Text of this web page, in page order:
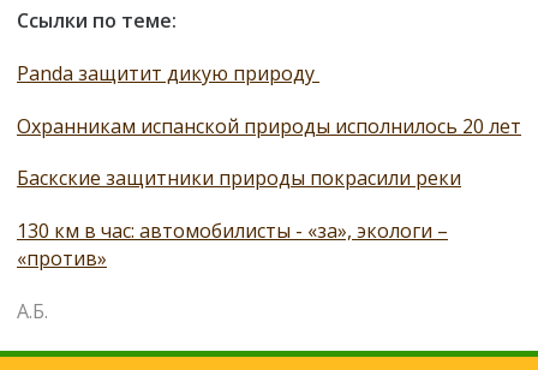
Ссылки по теме:
Panda защитит дикую природу
Охранникам испанской природы исполнилось 20 лет
Баскские защитники природы покрасили реки
130 км в час: автомобилисты - «за», экологи –
«против»
А.Б.